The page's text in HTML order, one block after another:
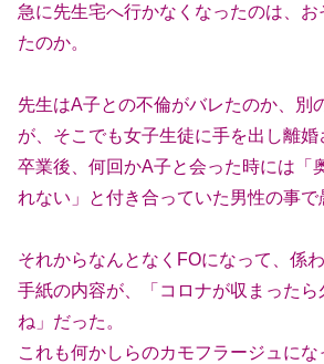
急に先生宅へ行かなくなったのは、
たのか。
先生はA子との不倫がバレたのか、別
が、そこでも女子生徒に手を出し離婚
卒業後、何回かA子と会った時には「
れない」と付き合っていた男性の事で
それからなんとなくFOになって、係
手紙の内容が、「コロナが収まった
ね」だった。
これも何かしらのカモフラージュにな